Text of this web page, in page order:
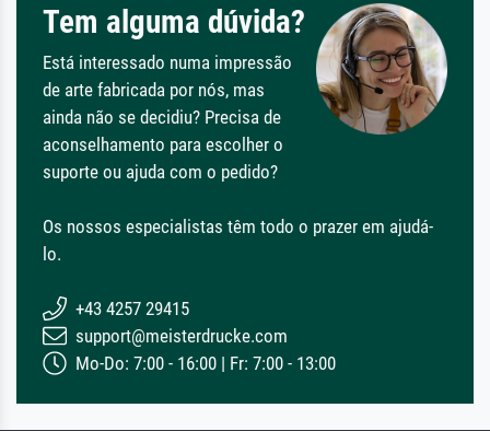
Tem alguma dúvida?
Está interessado numa impressão
de arte fabricada por nós, mas
ainda não se decidiu? Precisa de
aconselhamento para escolher o
suporte ou ajuda com o pedido?
Os nossos especialistas têm todo o prazer em ajudá-
lo.
+43 4257 29415
support@meisterdrucke.com
Mo-Do: 7:00 - 16:00 | Fr: 7:00 - 13:00